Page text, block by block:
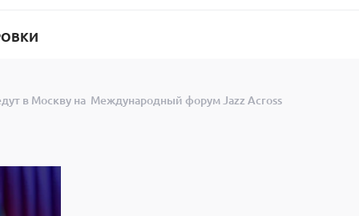
в Москву на Международный форум Jazz Across